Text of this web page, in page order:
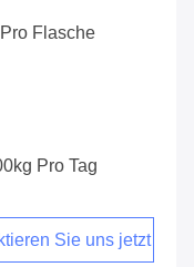
Flasche
Pro Tag
Sie uns jetzt